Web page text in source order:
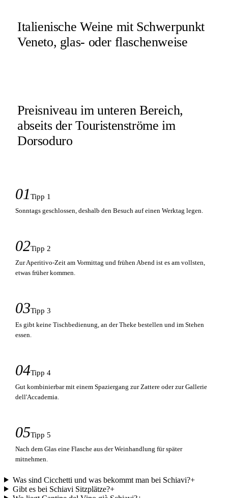
Italienische Weine mit Schwerpunkt
Veneto, glas- oder flaschenweise
Preisniveau im unteren Bereich,
abseits der Touristenströme im
Dorsoduro
01 Tipp 1
Sonntags geschlossen, deshalb den Besuch auf einen Werktag legen.
02Tipp 2
Zur Aperitivo-Zeit am Vormittag und frühen Abend ist es am vollsten,
etwas früher kommen.
03Tipp 3
Es gibt keine Tischbedienung, an der Theke bestellen und im Stehen
essen.
04Tipp 4
Gut kombinierbar mit einem Spaziergang zur Zattere oder zur Gallerie
dell'Accademia.
05Tipp 5
Nach dem Glas eine Flasche aus der Weinhandlung für später
mitnehmen.
Was sind Cicchetti und was bekommt man bei Schiavi?+
Gibt es bei Schiavi Sitzplätze?+